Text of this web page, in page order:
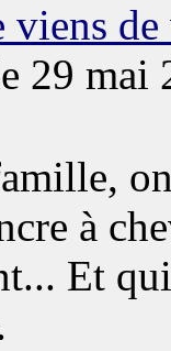
viens
29 mai
à
Et